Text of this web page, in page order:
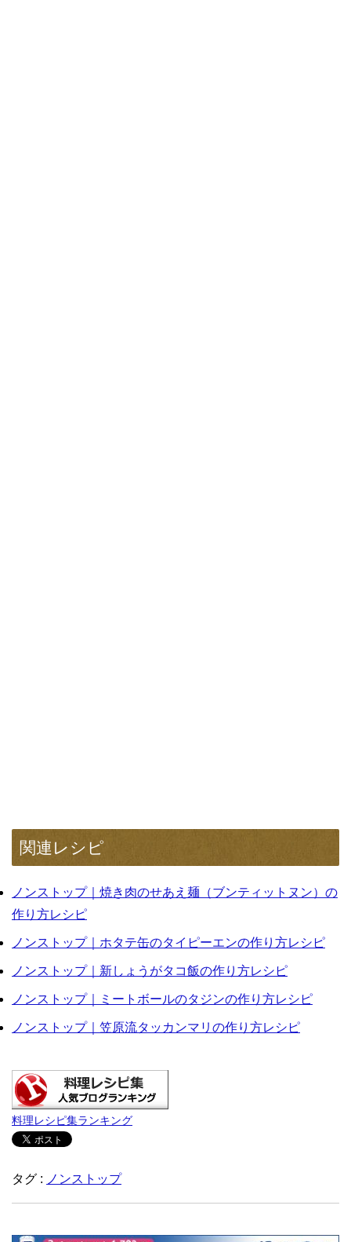
関連レシピ
ノンストップ｜焼き肉のせあえ麺（ブンティットヌン）の
作り方レシピ
ノンストップ｜ホタテ缶のタイピーエンの作り方レシピ
ノンストップ｜新しょうがタコ飯の作り方レシピ
ノンストップ｜ミートボールのタジンの作り方レシピ
ノンストップ｜笠原流タッカンマリの作り方レシピ
料理レシピ集ランキング
タグ : ノンストップ